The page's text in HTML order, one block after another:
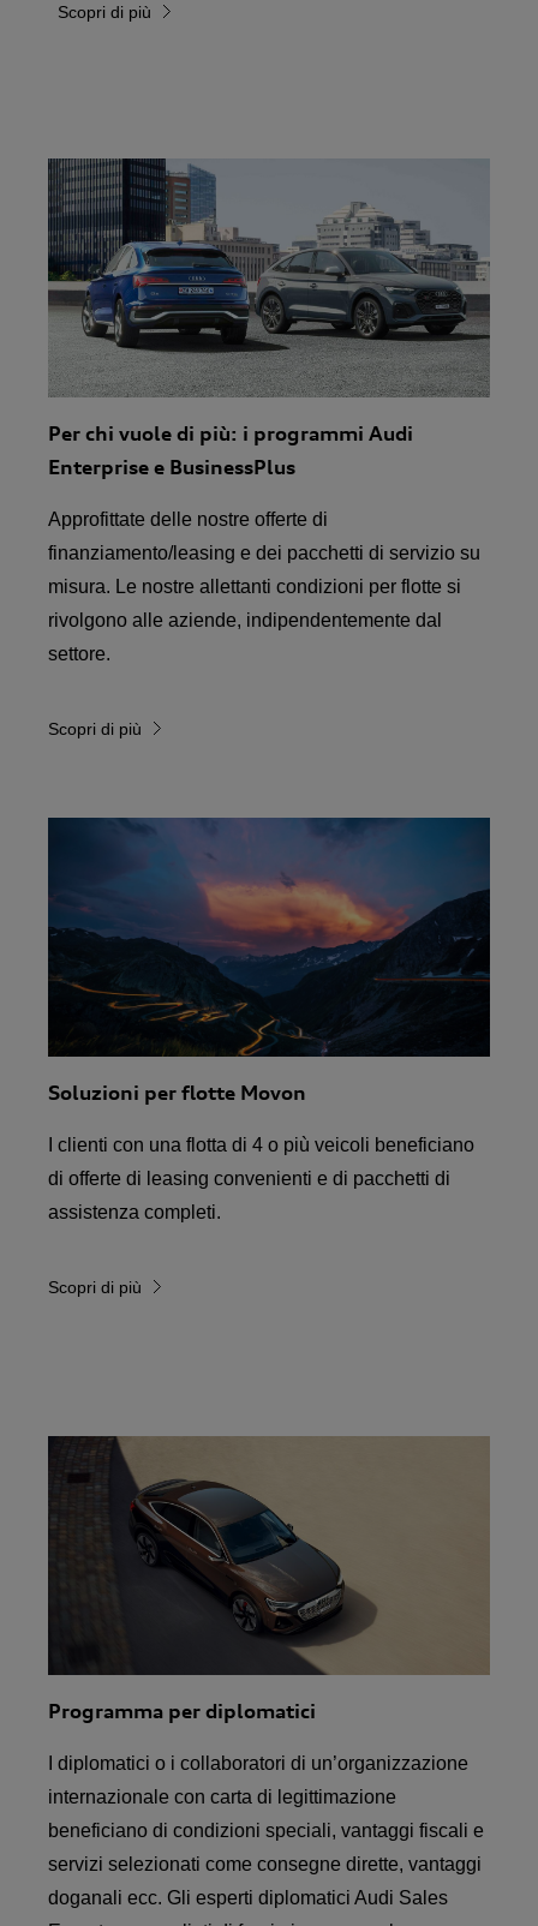
Scopri di più
Per chi vuole di più: i programmi Audi
Enterprise e BusinessPlus
Approfittate delle nostre offerte di
finanziamento/leasing e dei pacchetti di servizio su
misura. Le nostre allettanti condizioni per flotte si
rivolgono alle aziende, indipendentemente dal
settore.
Scopri di più
Soluzioni per flotte Movon
I clienti con una flotta di 4 o più veicoli beneficiano
di offerte di leasing convenienti e di pacchetti di
assistenza completi.
Scopri di più
Programma per diplomatici
I diplomatici o i collaboratori di un’organizzazione
internazionale con carta di legittimazione
beneficiano di condizioni speciali, vantaggi fiscali e
servizi selezionati come consegne dirette, vantaggi
doganali ecc. Gli esperti diplomatici Audi Sales